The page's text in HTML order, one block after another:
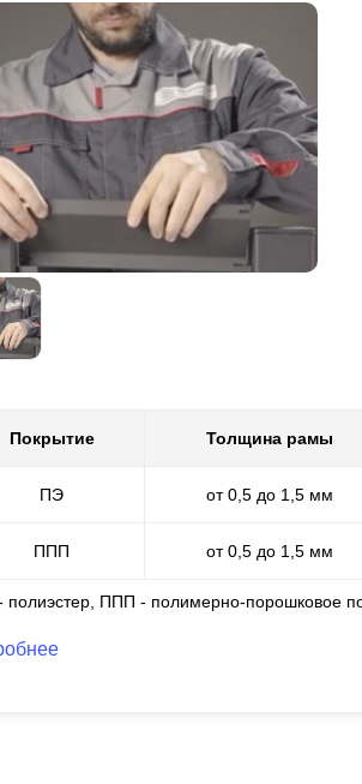
Покрытие Толщина рамы
ПЭ от 0,5 до 1,5 мм
ППП от 0,5 до 1,5 мм
полиэстер, ППП - полимерно-порошковое